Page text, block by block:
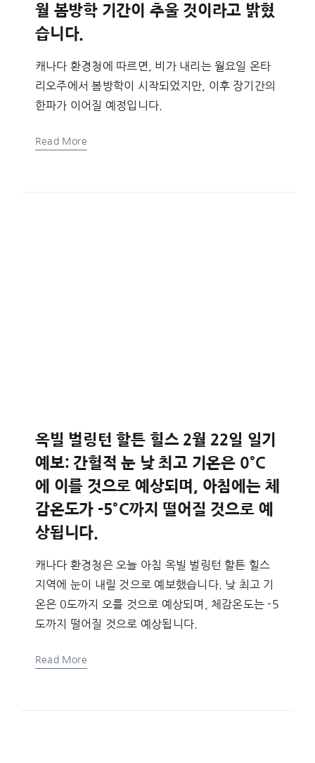
월 봄방학 기간이 추울 것이라고 밝혔
습니다.
캐나다 환경청에 따르면, 비가 내리는 월요일 온타
리오주에서 봄방학이 시작되었지만, 이후 장기간의
한파가 이어질 예정입니다.
Read More
옥빌 벌링턴 할튼 힐스 2월 22일 일기
예보: 간헐적 눈 낮 최고 기온은 0°C
에 이를 것으로 예상되며, 아침에는 체
감온도가 -5°C까지 떨어질 것으로 예
상됩니다.
캐나다 환경청은 오늘 아침 옥빌 벌링턴 할튼 힐스
지역에 눈이 내릴 것으로 예보했습니다. 낮 최고 기
온은 0도까지 오를 것으로 예상되며, 체감온도는 -5
도까지 떨어질 것으로 예상됩니다.
Read More